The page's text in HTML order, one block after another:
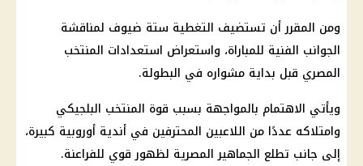
ومن المقرر أن تستضيف التغطية ستة ضيوف لمناقشة
الجوانب الفنية للمباراة، واستعراض استعدادات المنتخب
المصري قبل بداية مشواره في البطولة.
ويأتي الاهتمام بالمواجهة بسبب قوة المنتخب البلجيكي
وامتلاكه عددًا من اللاعبين المحترفين في أندية أوروبية كبيرة،
إلى جانب تطلع الجماهير المصرية لظهور قوي للفراعنة.